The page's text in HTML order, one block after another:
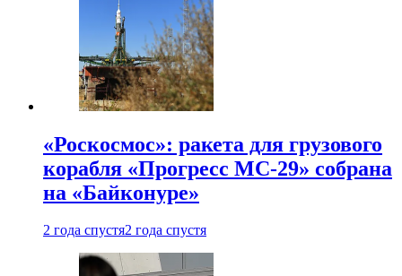
«Роскосмос»: ракета для грузового
корабля «Прогресс МС-29» собрана
на «Байконуре»
2 года спустя2 года спустя